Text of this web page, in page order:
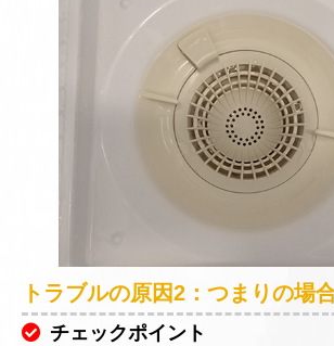
トラブルの原因2：つまりの場
チェックポイント